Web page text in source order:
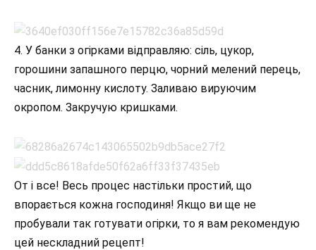
4. У банки з огірками відправляю: сіль, цукор,
горошини запашного перцю, чорний мелений перець,
часник, лимонну кислоту. Заливаю вируючим
окропом. Закручую кришками.
От і все! Весь процес настільки простий, що
впорається кожна господиня! Якщо ви ще не
пробували так готувати огірки, то я вам рекомендую
цей нескладний рецепт!